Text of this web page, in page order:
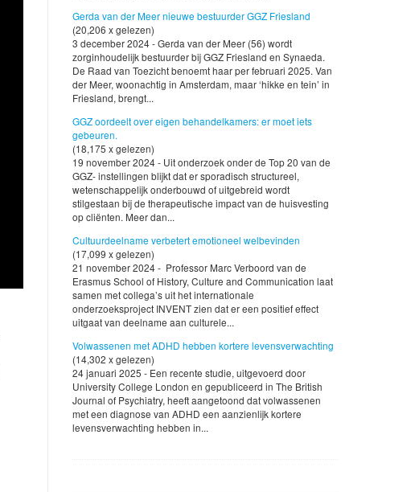
Gerda van der Meer nieuwe bestuurder GGZ Friesland
(20,206 x gelezen)
3 december 2024 - Gerda van der Meer (56) wordt
zorginhoudelijk bestuurder bij GGZ Friesland en Synaeda.
De Raad van Toezicht benoemt haar per februari 2025. Van
der Meer, woonachtig in Amsterdam, maar ‘hikke en tein’ in
Friesland, brengt...
GGZ oordeelt over eigen behandelkamers: er moet iets
gebeuren.
(18,175 x gelezen)
19 november 2024 - Uit onderzoek onder de Top 20 van de
GGZ- instellingen blijkt dat er sporadisch structureel,
wetenschappelijk onderbouwd of uitgebreid wordt
stilgestaan bij de therapeutische impact van de huisvesting
op cliënten. Meer dan...
Cultuurdeelname verbetert emotioneel welbevinden
(17,099 x gelezen)
21 november 2024 - Professor Marc Verboord van de
Erasmus School of History, Culture and Communication laat
samen met collega’s uit het internationale
onderzoeksproject INVENT zien dat er een positief effect
uitgaat van deelname aan culturele...
Volwassenen met ADHD hebben kortere levensverwachting
(14,302 x gelezen)
24 januari 2025 - Een recente studie, uitgevoerd door
University College London en gepubliceerd in The British
Journal of Psychiatry, heeft aangetoond dat volwassenen
met een diagnose van ADHD een aanzienlijk kortere
levensverwachting hebben in...